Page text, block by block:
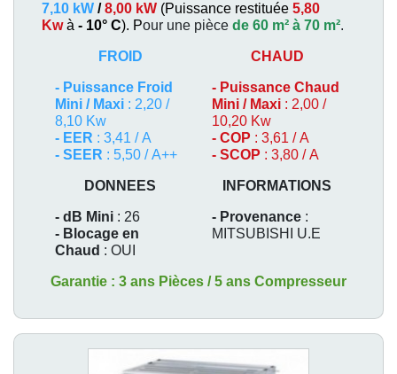
7,10 kW /8,00 kW (Puissance restituée 5,80
Kwà - 10° C). Pour une pièce de 60 m² à 70 m².
FROID
- Puissance Froid
Mini / Maxi : 2,20 /
8,10 Kw
- EER : 3,41 / A
- SEER : 5,50 / A++
CHAUD
- Puissance Chaud
Mini / Maxi : 2,00 /
10,20 Kw
- COP : 3,61 / A
- SCOP : 3,80 / A
DONNEES
- dB Mini : 26
- Blocage en
Chaud : OUI
INFORMATIONS
- Provenance :
MITSUBISHI U.E
Garantie : 3 ans Pièces / 5 ans Compresseur